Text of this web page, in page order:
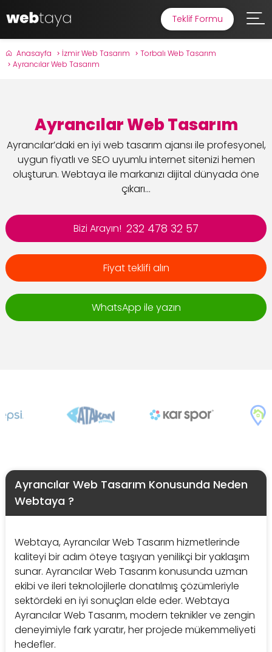
Teklif Formu
Anasayfa İzmir Web Tasarım
Torbalı Web Tasarım
Ayrancılar Web Tasarım
Ayrancılar Web Tasarım
Ayrancılar’daki en iyi web tasarım ajansı ile profesyonel,
uygun fiyatlı ve SEO uyumlu internet sitenizi hemen
oluşturun. Webtaya ile markanızı dijital dünyada öne
çıkarı...
Bizi Arayın! 232 478 32 57
Fiyat teklifi alın
WhatsApp ile yazın
Ayrancılar Web Tasarım Konusunda Neden
Webtaya ?
Webtaya, Ayrancılar Web Tasarım hizmetlerinde
kaliteyi bir adım öteye taşıyan yenilikçi bir yaklaşım
sunar. Ayrancılar Web Tasarım konusunda uzman
ekibi ve ileri teknolojilerle donatılmış çözümleriyle
sektördeki en iyi sonuçları elde eder. Webtaya
Ayrancılar Web Tasarım, modern teknikler ve zengin
deneyimiyle fark yaratır, her projede mükemmeliyeti
hedefler.